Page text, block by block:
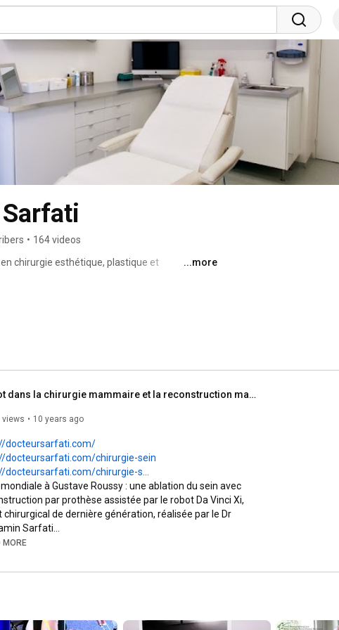
• 164 videos
chirurgie esthétique, plastique et
...more
Robot dans la chirurgie mammaire et la reconstruction mammaire
views 10 years ago
docteursarfati.com/
docteursarfati.com/chirurgie-sein
docteursarfati.com/chirurgie-s...
à Gustave Roussy : une ablation du sein avec
par prothèse assistée par le robot Da Vinci Xi,
chirurgical de dernière génération, réalisée par le Dr
Sarfati
robotique au service des femmes mastectomisées
Gustave-Roussy a annoncé le 12 janvier dernier la
permet de pratiquer l'ablation du sein avec une
MORE